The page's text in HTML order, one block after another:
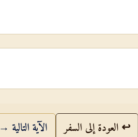
↩ العودة إلى السفر الآية التالية →